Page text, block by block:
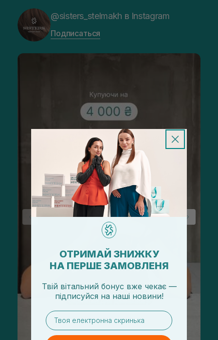
@sisters_stelmakh в Instagram
Подписаться
ОТРИМАЙ ЗНИЖКУ
НА ПЕРШЕ ЗАМОВЛЕНЯ
Твій вітальний бонус вже чекає —
підписуйся на наші новини!
email